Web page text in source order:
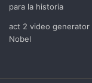
para la historia
act 2 video generator
Nobel